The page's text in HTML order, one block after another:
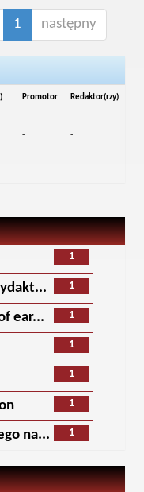
1 następny
Promotor Redaktor(rzy)
- -
1
1
1
ear...
1
1
1
1
na...